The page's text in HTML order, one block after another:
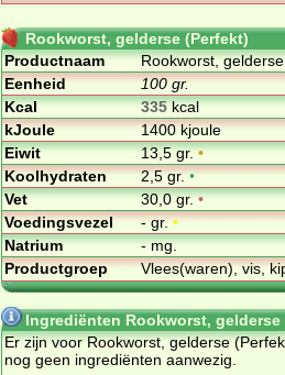
Rookworst, gelderse (Perfekt)
Productnaam
Rookworst,
Eenheid
100 gr.
Kcal
335kcal
kJoule
1400 kjoule
Eiwit
13,5 gr.•
Koolhydraten
2,5 gr.•
Vet
30,0 gr.•
Voedingsvezel
- gr.•
Natrium
- mg.
Productgroep
Vlees(waren), vis,
Ingrediënten Rookworst, gelderse
Er zijn voor Rookworst, gelderse
nog geen ingrediënten aanwezig.